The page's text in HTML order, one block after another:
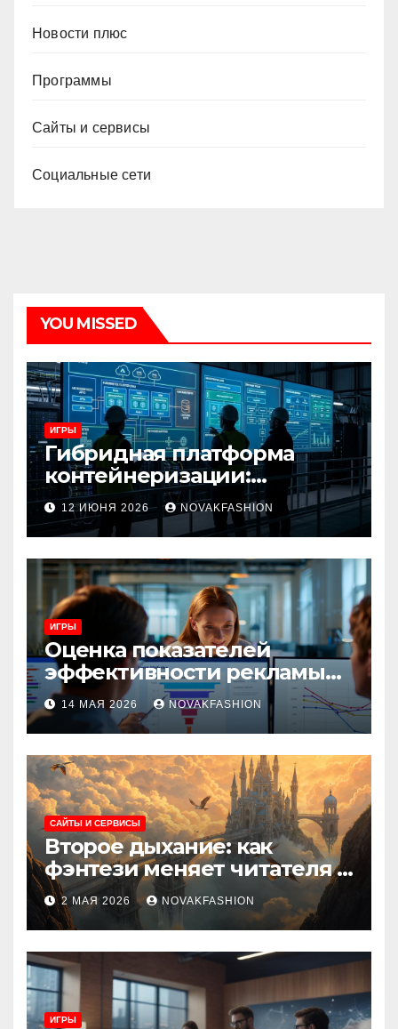
Новости плюс
Программы
Сайты и сервисы
Социальные сети
YOU MISSED
ИГРЫ
Гибридная платформа
контейнеризации:
архитектура, особенности
и сценарии использования
12 ИЮНЯ 2026 NOVAKFASHION
ИГРЫ
Оценка показателей
эффективности рекламы
при атрибуции
множественных точек
касания
14 МАЯ 2026 NOVAKFASHION
САЙТЫ И СЕРВИСЫ
Второе дыхание: как
фэнтези меняет читателя и
культуру
2 МАЯ 2026 NOVAKFASHION
ИГРЫ